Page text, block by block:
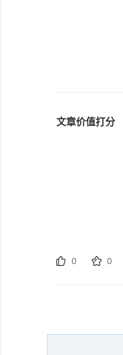
文章价值打分
0 0